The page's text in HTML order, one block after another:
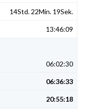
14Std. 22Min. 19Sek.
13:46:09
06:02:30
06:36:33
20:55:18